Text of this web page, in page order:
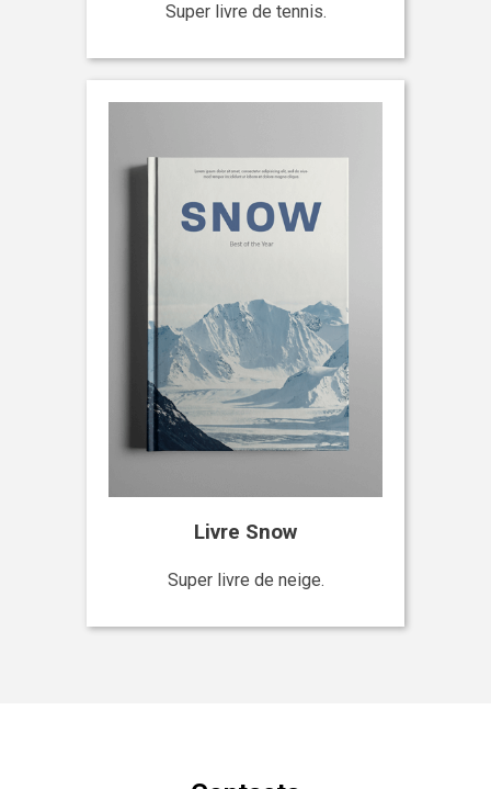
Super livre de tennis.
Livre Snow
Super livre de neige.